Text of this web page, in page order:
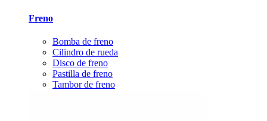
Freno
Bomba de freno
Cilindro de rueda
Disco de freno
Pastilla de freno
Tambor de freno